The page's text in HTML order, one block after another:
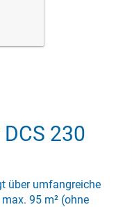
230
über umfangreiche
95 m² (ohne